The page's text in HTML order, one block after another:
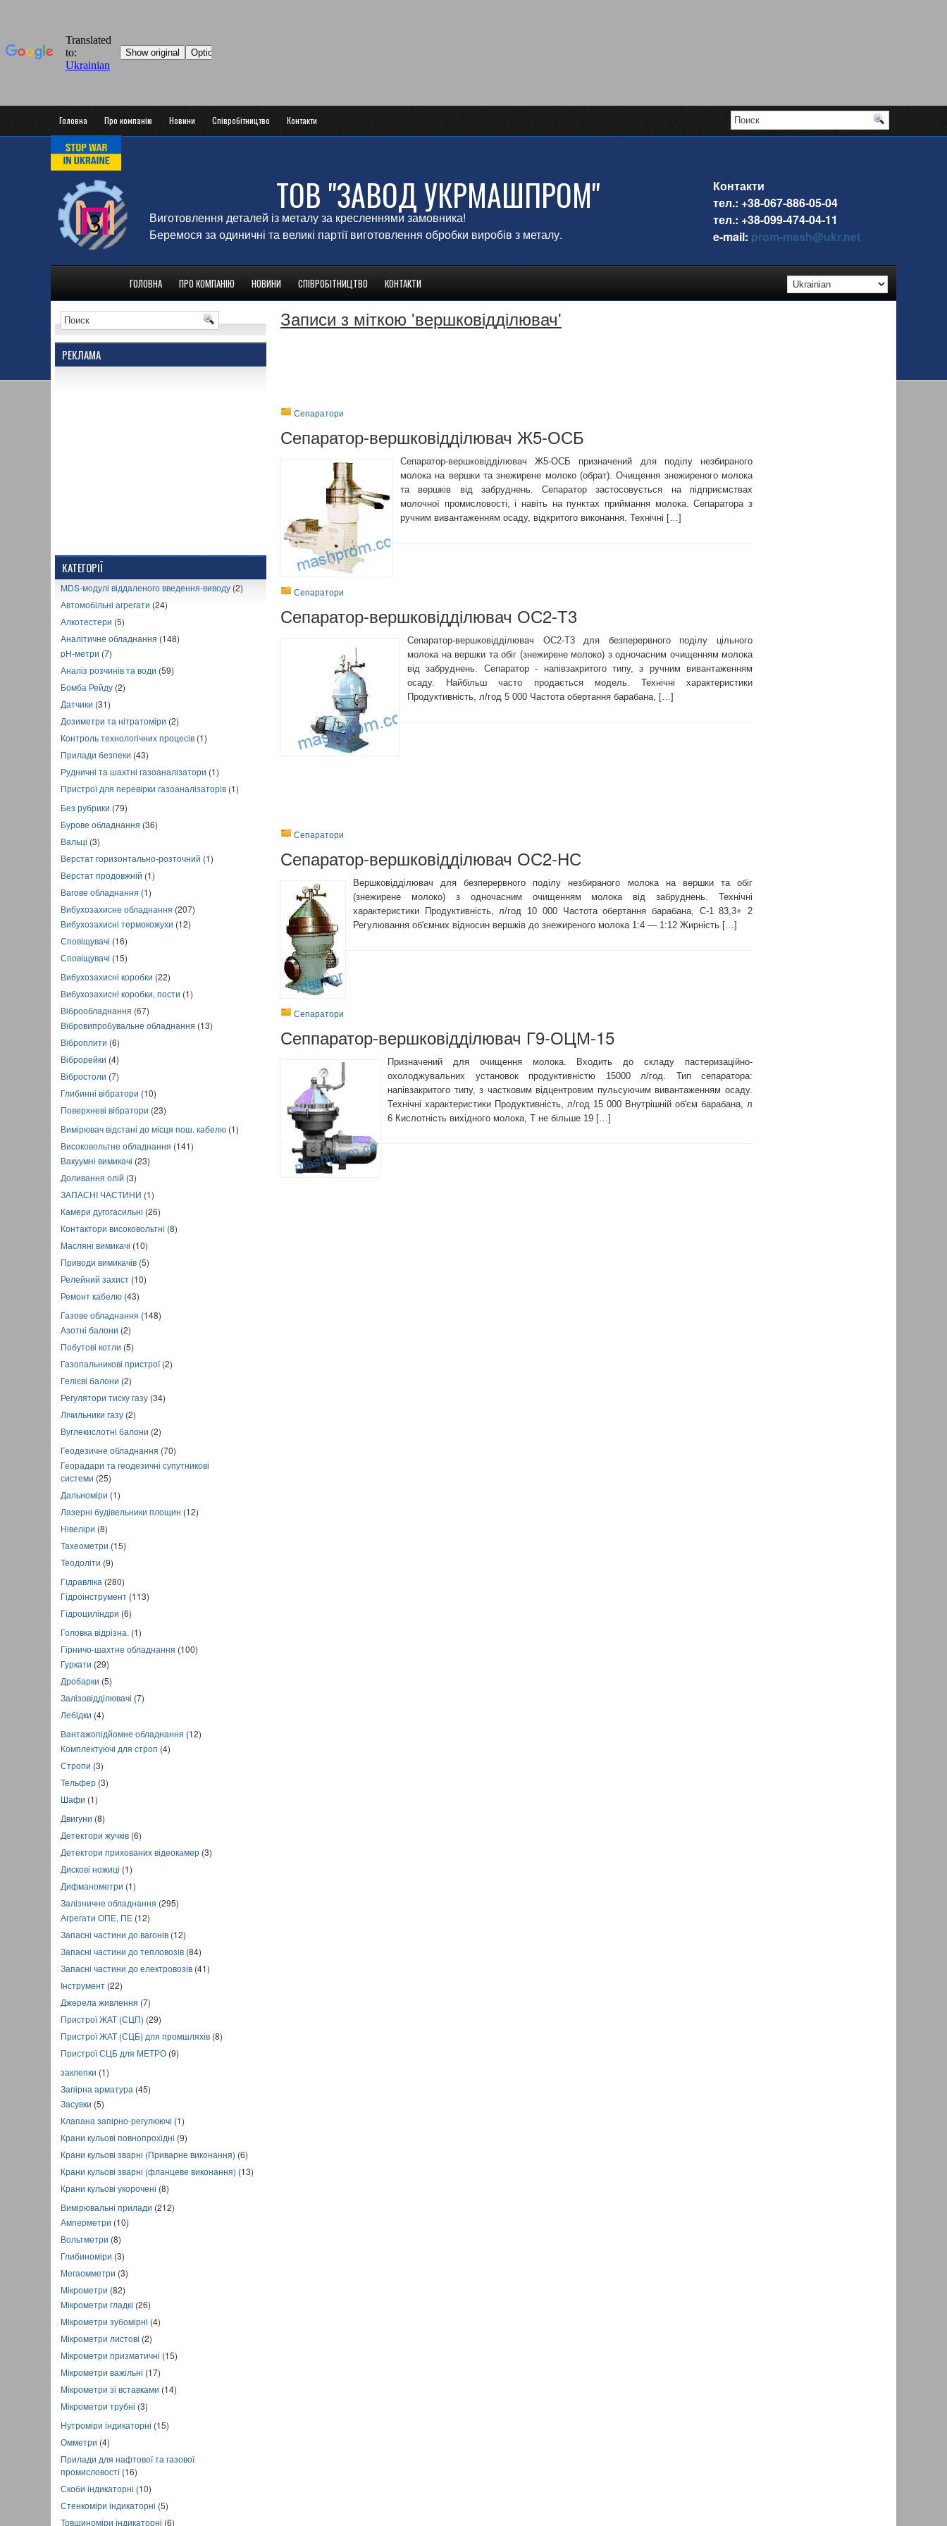
Головна Про компанію Новини Співробітництво Контакти
ТОВ "ЗАВОД УКРМАШПРОМ"
Виготовлення деталей із металу за кресленнями замовника!
Беремося за одиничні та великі партії виготовлення обробки виробів з металу.
Контакти
тел.: +38-067-886-05-04
тел.: +38-099-474-04-11
e-mail: prom-mash@ukr.net
ГОЛОВНА ПРО КОМПАНІЮ НОВИНИ СПІВРОБІТНИЦТВО КОНТАКТИ
РЕКЛАМА
КАТЕГОРІЇ
MDS-модулі віддаленого введення-виводу (2)
Автомобільні агрегати (24)
Алкотестери (5)
Аналітичне обладнання (148)
pH-метри (7)
Аналіз розчинів та води (59)
Бомба Рейду (2)
Датчики (31)
Дозиметри та нітратоміри (2)
Контроль технологічних процесів (1)
Прилади безпеки (43)
Рудничні та шахтні газоаналізатори (1)
Пристрої для перевірки газоаналізаторів (1)
Без рубрики (79)
Бурове обладнання (36)
Вальці (3)
Верстат горизонтально-розточний (1)
Верстат продовжній (1)
Вагове обладнання (1)
Вибухозахисне обладнання (207)
Вибухозахисні термокожухи (12)
Сповіщувачі (16)
Сповіщувачі (15)
Вибухозахисні коробки (22)
Вибухозахисні коробки, пости (1)
Віброобладнання (67)
Вібровипробувальне обладнання (13)
Віброплити (6)
Віброрейки (4)
Вібростоли (7)
Глибинні вібратори (10)
Поверхневі вібратори (23)
Вимірювач відстані до місця пош. кабелю (1)
Високовольтне обладнання (141)
Вакуумні вимикачі (23)
Доливання олій (3)
ЗАПАСНІ ЧАСТИНИ (1)
Камери дугогасильні (26)
Контактори високовольтні (8)
Масляні вимикачі (10)
Приводи вимикачів (5)
Релейний захист (10)
Ремонт кабелю (43)
Газове обладнання (148)
Азотні балони (2)
Побутові котли (5)
Газопальникові пристрої(2)
Гелієві балони (2)
Регулятори тиску газу (34)
Лічильники газу (2)
Вуглекислотні балони (2)
Геодезичне обладнання (70)
Георадари та геодезичні супутникові
системи (25)
Дальноміри (1)
Лазерні будівельники площин (12)
Нівеліри (8)
Тахеометри (15)
Теодоліти (9)
Гідравліка (280)
Гідроінструмент (113)
Гідроциліндри (6)
Головка відрізна. (1)
Гірничо-шахтне обладнання (100)
Гуркати (29)
Дробарки (5)
Залізовідділювачі (7)
Лебідки (4)
Вантажопідйомне обладнання (12)
Комплектуючі для строп (4)
Стропи (3)
Тельфер (3)
Шафи (1)
Двигуни (8)
Детектори жучків (6)
Детектори прихованих відеокамер (3)
Дискові ножиці (1)
Дифманометри (1)
Залізничне обладнання (295)
Агрегати ОПЕ, ПЕ (12)
Запасні частини до вагонів (12)
Запасні частини до тепловозів (84)
Запасні частини до електровозів (41)
Інструмент (22)
Джерела живлення (7)
Пристрої ЖАТ (СЦП) (29)
Пристрої ЖАТ (СЦБ) для промшляхів (8)
Пристрої СЦБ для МЕТРО (9)
заклепки (1)
Запірна арматура (45)
Засувки (5)
Клапана запірно-регулюючі (1)
Крани кульові повнопрохідні (9)
Крани кульові зварні (Приварне виконання) (6)
Крани кульові зварні (фланцеве виконання) (13)
Крани кульові укорочені (8)
Вимірювальні прилади (212)
Амперметри (10)
Вольтметри (8)
Глибиноміри (3)
Мегаомметри (3)
Мікрометри (82)
Мікрометри гладкі (26)
Мікрометри зубомірні (4)
Мікрометри листові (2)
Мікрометри призматичні (15)
Мікрометри важільні (17)
Мікрометри зі вставками (14)
Мікрометри трубні (3)
Нутроміри індикаторні (15)
Омметри (4)
Прилади для нафтової та газової
промисловості (16)
Скоби індикаторні (10)
Стенкоміри індикаторні (5)
Товщиноміри індикаторні (6)
Записи з міткою 'вершковідділювач'
Сепаратори
Сепаратор-вершковідділювач Ж5-ОСБ
Сепаратор-вершковідділювач Ж5-ОСБ призначений для поділу незбираного
молока на вершки та знежирене молоко (обрат). Очищення знежиреного молока
та вершків від забруднень. Сепаратор застосовується на підприємствах
молочної промисловості, і навіть на пунктах приймання молока. Сепаратора з
ручним вивантаженням осаду, відкритого виконання. Технічні […]
Сепаратори
Сепаратор-вершковідділювач ОС2-Т3
Сепаратор-вершковідділювач ОС2-Т3 для безперервного поділу цільного
молока на вершки та обіг (знежирене молоко) з одночасним очищенням молока
від забруднень. Сепаратор - напівзакритого типу, з ручним вивантаженням
осаду. Найбільш часто продається модель. Технічні характеристики
Продуктивність, л/год 5 000 Частота обертання барабана, […]
Сепаратори
Сепаратор-вершковідділювач ОС2-НС
Вершковідділювач для безперервного поділу незбираного молока на вершки та обіг
(знежирене молоко) з одночасним очищенням молока від забруднень. Технічні
характеристики Продуктивність, л/год 10 000 Частота обертання барабана, С-1 83,3+ 2
Регулювання об'ємних відносин вершків до знежиреного молока 1:4 — 1:12 Жирність […]
Сепаратори
Сеппаратор-вершковідділювач Г9-ОЦМ-15
Призначений для очищення молока. Входить до складу пастеризаційно-
охолоджувальних установок продуктивністю 15000 л/год. Тип сепаратора:
напівзакритого типу, з частковим відцентровим пульсуючим вивантаженням осаду.
Технічні характеристики Продуктивність, л/год 15 000 Внутрішній об'єм барабана, л
6 Кислотність вихідного молока, Т не більше 19 […]